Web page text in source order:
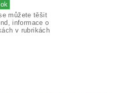
můžete těšit
informace o
v rubrikách